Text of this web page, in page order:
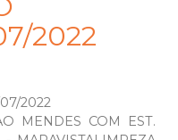
2022
2022
MENDES COM EST.